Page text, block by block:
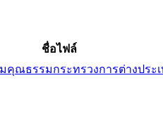
ชื่อไฟล์
คุณธรรมกระทรวงการต่างประเ